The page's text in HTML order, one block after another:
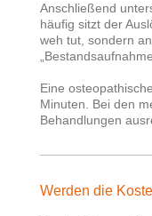
Anschließend
häufig sitzt der
weh tut, sondern
Eine
Minuten. Bei den
Behandlungen
Werden die